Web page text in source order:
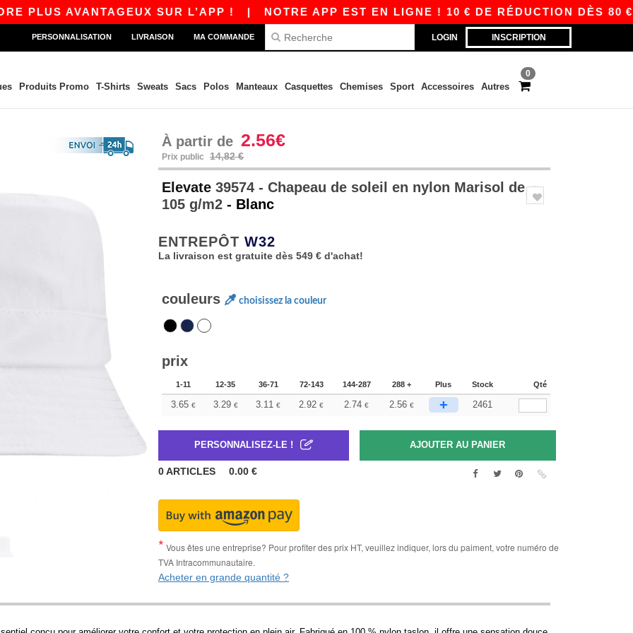
AVANTAGEUX SUR L’APP !| NOTRE APP EST EN LIGNE ! 10 € DE RÉDUCTION DÈS 80 €
LOGIN INSCRIPTION
PERSONNALISATION LIVRAISON MA COMMANDE
0
Produits Promo T-Shirts Sweats Sacs Polos Manteaux Casquettes Chemises Sport Accessoires Autres
À partir de 2.56€
Prix public 14,82 €
Elevate 39574 - Chapeau de soleil en nylon Marisol de
105 g/m2 - Blanc
ENTREPÔT W32
La livraison est gratuite dès 549 € d'achat!
couleurs choisissez la couleur
prix
1-11 12-35 36-71 72-143 144-287 288 + Plus Stock Qté
3.65 € 3.29 € 3.11 € 2.92 € 2.74 € 2.56 € + 2461
PERSONNALISEZ-LE !
0ARTICLES 0.00 €
Vous êtes une entreprise? Pour profiter des prix HT, veuillez indiquer, lors du paiment, votre numéro de
TVA Intracommunautaire.
Acheter en grande quantité ?